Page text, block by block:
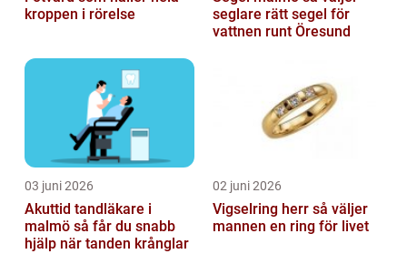
kroppen i rörelse
seglare rätt segel för
vattnen runt Öresund
03 juni 2026
Akuttid tandläkare i
malmö så får du snabb
hjälp när tanden krånglar
02 juni 2026
Vigselring herr så väljer
mannen en ring för livet